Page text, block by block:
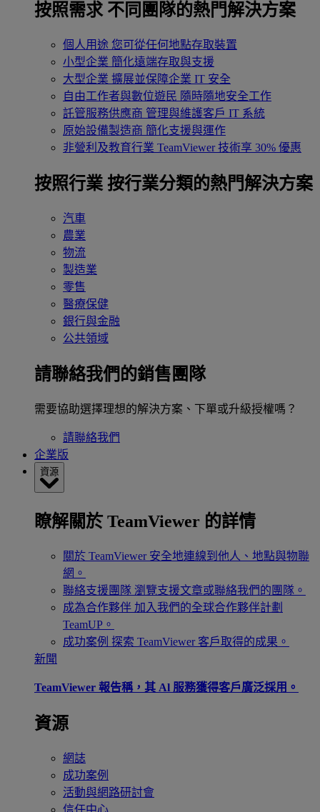
按照需求 不同團隊的熱門解決方案
個人用途 您可從任何地點存取裝置
小型企業 簡化遠端存取與支援
大型企業 擴展並保障企業 IT 安全
自由工作者與數位遊民 隨時隨地安全工作
託管服務供應商 管理與維護客戶 IT 系統
原始設備製造商 簡化支援與運作
非營利及教育行業 TeamViewer 技術享 30% 優惠
按照行業 按行業分類的熱門解決方案
汽車
農業
物流
製造業
零售
醫療保健
銀行與金融
公共領域
請聯絡我們的銷售團隊
需要協助選擇理想的解決方案、下單或升級授權嗎？
請聯絡我們
企業版
資源
瞭解關於 TeamViewer 的詳情
關於 TeamViewer 安全地連線到他人、地點與物聯
網。
聯絡支援團隊 瀏覽支援文章或聯絡我們的團隊。
成為合作夥伴 加入我們的全球合作夥伴計劃
TeamUP。
成功案例 探索 TeamViewer 客戶取得的成果。
新聞
TeamViewer 報告稱，其 Al 服務獲得客戶廣泛採用。
資源
網誌
成功案例
活動與網路研討會
信任中心